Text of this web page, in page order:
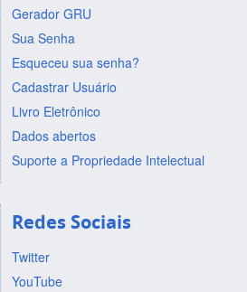
Gerador GRU
Sua Senha
Esqueceu sua senha?
Cadastrar Usuário
Livro Eletrônico
Dados abertos
Suporte a Propriedade Intelectual
Redes Sociais
Twitter
YouTube